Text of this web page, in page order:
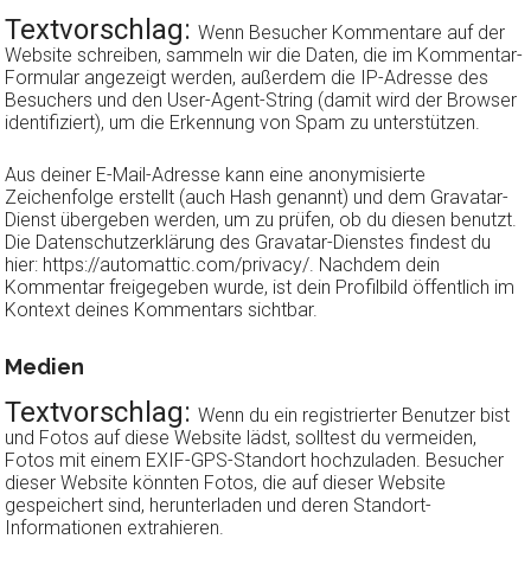
Textvorschlag:Wenn Besucher Kommentare auf der
Website schreiben, sammeln wir die Daten, die im Kommentar-
Formular angezeigt werden, außerdem die IP-Adresse des
Besuchers und den User-Agent-String (damit wird der Browser
identifiziert), um die Erkennung von Spam zu unterstützen.
Aus deiner E-Mail-Adresse kann eine anonymisierte
Zeichenfolge erstellt (auch Hash genannt) und dem Gravatar-
Dienst übergeben werden, um zu prüfen, ob du diesen benutzt.
Die Datenschutzerklärung des Gravatar-Dienstes findest du
hier: https://automattic.com/privacy/. Nachdem dein
Kommentar freigegeben wurde, ist dein Profilbild öffentlich im
Kontext deines Kommentars sichtbar.
Medien
Textvorschlag:Wenn du ein registrierter Benutzer bist
und Fotos auf diese Website lädst, solltest du vermeiden,
Fotos mit einem EXIF-GPS-Standort hochzuladen. Besucher
dieser Website könnten Fotos, die auf dieser Website
gespeichert sind, herunterladen und deren Standort-
Informationen extrahieren.